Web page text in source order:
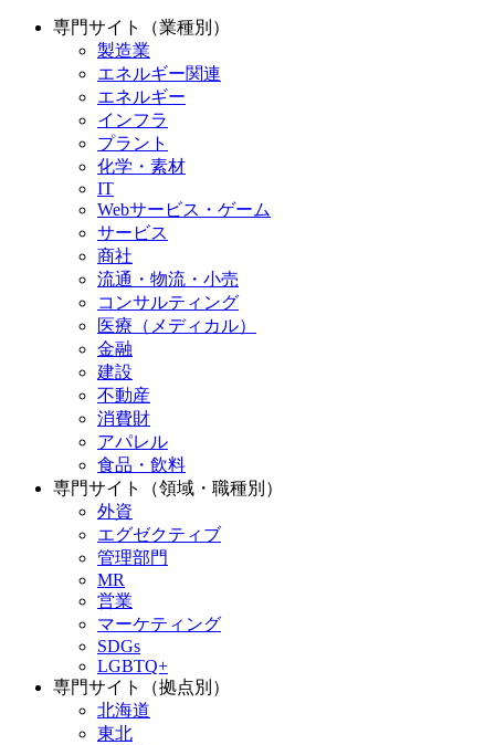
専門サイト（業種別）
製造業
エネルギー関連
エネルギー
インフラ
プラント
化学・素材
IT
Webサービス・ゲーム
サービス
商社
流通・物流・小売
コンサルティング
医療（メディカル）
金融
建設
不動産
消費財
アパレル
食品・飲料
専門サイト（領域・職種別）
外資
エグゼクティブ
管理部門
MR
営業
マーケティング
SDGs
LGBTQ+
専門サイト（拠点別）
北海道
東北